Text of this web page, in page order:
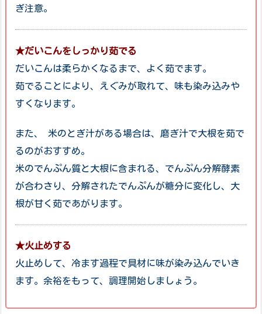
ぎ注意。
★だいこんをしっかり茹でる
だいこんは柔らかくなるまで、よく茹でます。
茹でることにより、えぐみが取れて、味も染み込みや
すくなります。
また、 米のとぎ汁がある場合は、磨ぎ汁で大根を茹で
るのがおすすめ。
米のでんぷん質と大根に含まれる、でんぷん分解酵素
が合わさり、分解されたでんぷんが糖分に変化し、大
根が甘く茹であがります。
★火止めする
火止めして、冷ます過程で具材に味が染み込んでいき
ます。余裕をもって、調理開始しましょう。